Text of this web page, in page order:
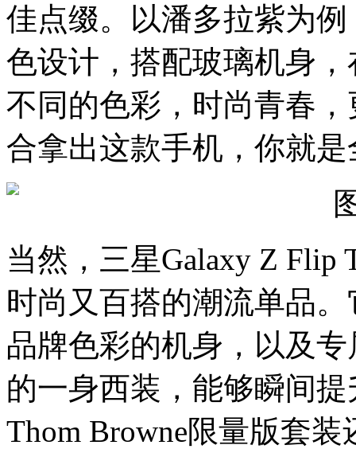
佳点缀。以潘多拉紫为例
色设计， 搭配玻璃机身，
不同的色彩 ，时尚青春
合拿出这款手机， 你就是
当然， 三星Galaxy Z Flip
时尚 又百搭的潮流单品
品牌色彩的机身，以及
的一身西装， 能够瞬间
Thom Browne限量版套装